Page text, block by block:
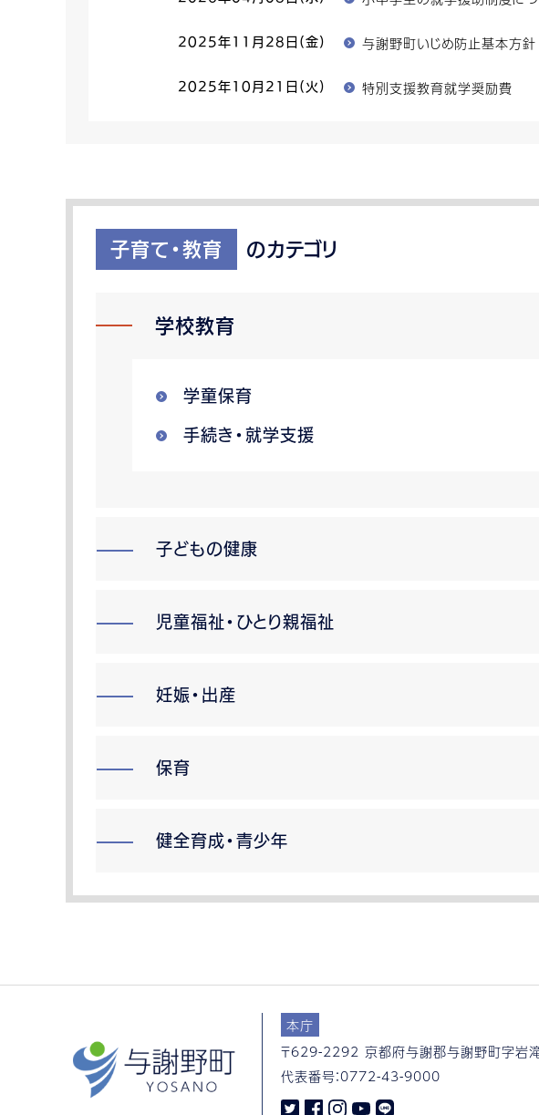
2025年11月28日(金) 与謝野町いじめ防止基本方針
2025年10月21日(火) 特別支援教育就学奨励費
子育て・教育 のカテゴリ
学校教育
学童保育
手続き・就学支援
子どもの健康
児童福祉・ひとり親福祉
妊娠・出産
保育
健全育成・青少年
本庁
〒629-2292 京都府与謝郡与謝野町字
代表番号：0772-43-9000